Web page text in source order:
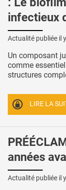
infectieux
Actualité publiée il
Un composant
comme
structures
LIRE LA
années
Actualité publiée il